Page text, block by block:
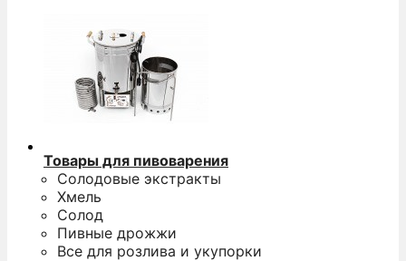
Товары для пивоварения
Солодовые экстракты
Хмель
Солод
Пивные дрожжи
Все для розлива и укупорки